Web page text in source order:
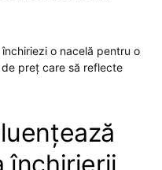
o nacelă pentru o
preț care să reflecte